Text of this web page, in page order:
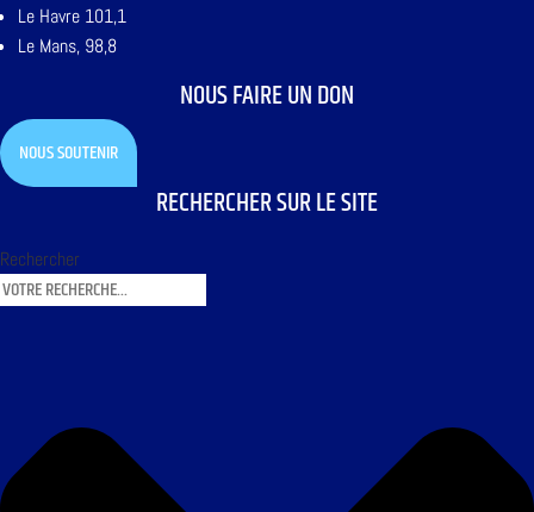
Le Havre 101,1
Le Mans, 98,8
NOUS FAIRE UN DON
NOUS SOUTENIR
RECHERCHER SUR LE SITE
Rechercher